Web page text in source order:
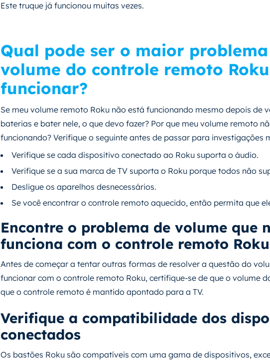
Este truque já funcionou muitas vezes.
Qual pode ser o maior
volume do controle remoto
funcionar?
Se meu volume remoto Roku não está funcionando mesmo depois de
baterias e bater nele, o que devo fazer? Por que meu volume remoto
funcionando? Verifique o seguinte antes de passar para investigações
Verifique se cada dispositivo conectado ao Roku suporta o áudio.
Verifique se a sua marca de TV suporta o Roku porque todos não
Desligue os aparelhos desnecessários.
Se você encontrar o controle remoto aquecido, então permita que
Encontre o problema de volume que
funciona com o controle remoto Roku
Antes de começar a tentar outras formas de resolver a questão do
funcionar com o controle remoto Roku, certifique-se de que o volume
que o controle remoto é mantido apontado para a TV.
Verifique a compatibilidade dos
conectados
Os bastões Roku são compatíveis com uma gama de dispositivos,